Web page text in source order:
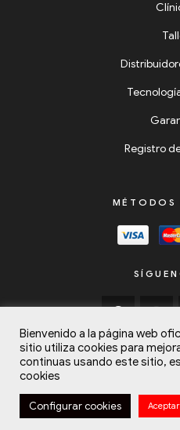
Bicicletas
Registro
MÉTODOS
Copyright © 2024Listos para la
derechos
Bienvenido a la página web
sitio utiliza cookies para
continuas usando este sitio,
cookies
Configurar cookies Aceptar